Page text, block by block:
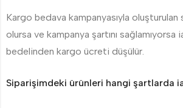
Kargo bedava kampanyasıyla
olursa ve kampanya şartını
bedelinden kargo ücreti düşülür.
Siparişimdeki ürünleri hangi şartlarda